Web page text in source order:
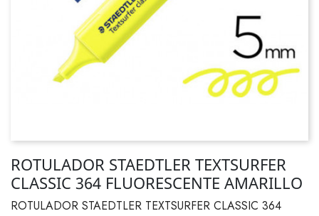
ROTULADOR STAEDTLER TEXTSURFER
CLASSIC 364 FLUORESCENTE AMARILLO
ROTULADOR STAEDTLER TEXTSURFER CLASSIC 364